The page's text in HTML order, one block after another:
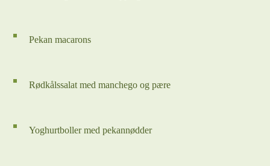
Pekan macarons
Rødkålssalat med manchego og pære
Yoghurtboller med pekannødder